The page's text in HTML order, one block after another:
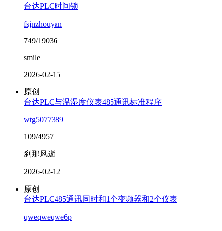
台达PLC时间锁
fsjnzhouyan
749/19036
smile
2026-02-15
原创
台达PLC与温湿度仪表485通讯标准程序
wtg5077389
109/4957
刹那风逝
2026-02-12
原创
台达PLC485通讯同时和1个变频器和2个仪表
qweqweqwe6p